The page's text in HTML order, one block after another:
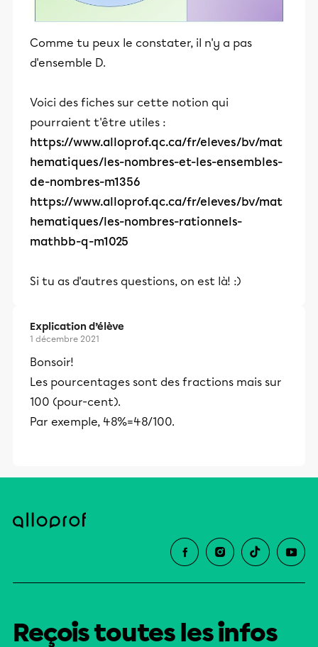
Comme tu peux le constater, il n'y a pas
d'ensemble D.
Voici des fiches sur cette notion qui
pourraient t'être utiles :
https://www.alloprof.qc.ca/fr/eleves/bv/mat
hematiques/les-nombres-et-les-ensembles-
de-nombres-m1356
https://www.alloprof.qc.ca/fr/eleves/bv/mat
hematiques/les-nombres-rationnels-
mathbb-q-m1025
Si tu as d'autres questions, on est là! :)
Explication d’élève
1 décembre 2021
Bonsoir!
Les pourcentages sont des fractions mais sur
100 (pour-cent).
Par exemple, 48%=48/100.
Reçois toutes les infos